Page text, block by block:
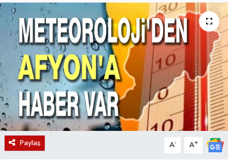
Paylaş A- A+
Etkinlikler